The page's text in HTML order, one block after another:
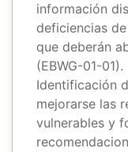
información
deficiencias
que deberán
(EBWG-01-01).
Identificación
mejorarse las
vulnerables y